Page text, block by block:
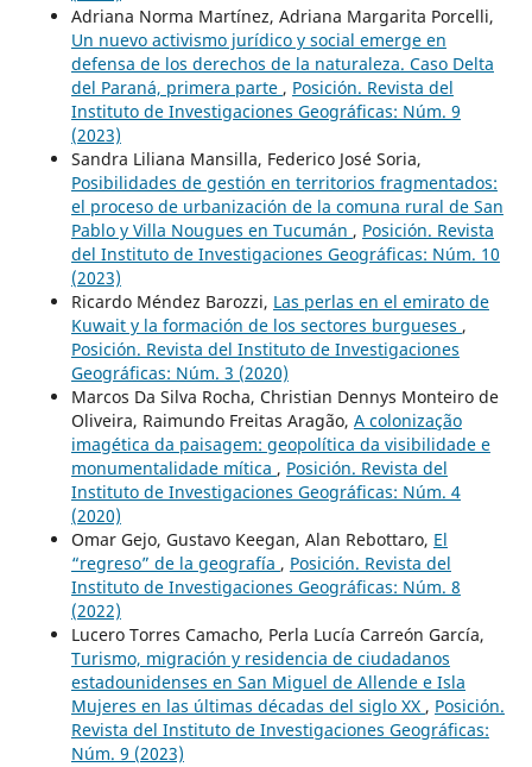
Adriana Norma Martínez, Adriana Margarita Porcelli,
Un nuevo activismo jurídico y social emerge en
defensa de los derechos de la naturaleza. Caso Delta
del Paraná, primera parte , Posición. Revista del
Instituto de Investigaciones Geográficas: Núm. 9
(2023)
Sandra Liliana Mansilla, Federico José Soria,
Posibilidades de gestión en territorios fragmentados:
el proceso de urbanización de la comuna rural de San
Pablo y Villa Nougues en Tucumán , Posición. Revista
del Instituto de Investigaciones Geográficas: Núm. 10
(2023)
Ricardo Méndez Barozzi, Las perlas en el emirato de
Kuwait y la formación de los sectores burgueses ,
Posición. Revista del Instituto de Investigaciones
Geográficas: Núm. 3 (2020)
Marcos Da Silva Rocha, Christian Dennys Monteiro de
Oliveira, Raimundo Freitas Aragão, A colonização
imagética da paisagem: geopolítica da visibilidade e
monumentalidade mítica , Posición. Revista del
Instituto de Investigaciones Geográficas: Núm. 4
(2020)
Omar Gejo, Gustavo Keegan, Alan Rebottaro, El
“regreso” de la geografía , Posición. Revista del
Instituto de Investigaciones Geográficas: Núm. 8
(2022)
Lucero Torres Camacho, Perla Lucía Carreón García,
Turismo, migración y residencia de ciudadanos
estadounidenses en San Miguel de Allende e Isla
Mujeres en las últimas décadas del siglo XX , Posición.
Revista del Instituto de Investigaciones Geográficas:
Núm. 9 (2023)